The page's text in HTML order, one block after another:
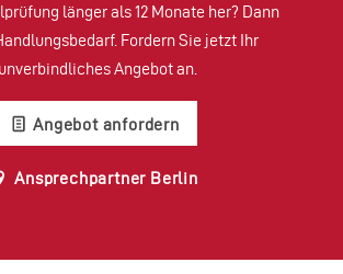
länger als 12 Monate her? Dann
Fordern Sie jetzt Ihr
unverbindliches Angebot an.
Angebot anfordern
Ansprechpartner Berlin